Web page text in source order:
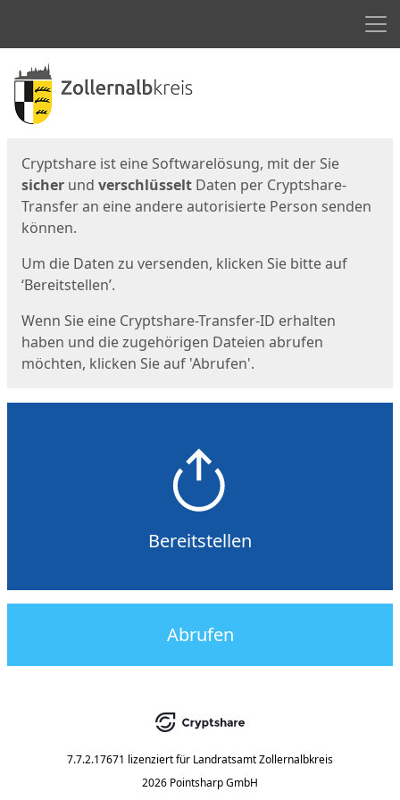
Start
Cryptshare ist eine Softwarelösung, mit der Sie
sicher und verschlüsselt Daten per Cryptshare-
Transfer an eine andere autorisierte Person senden
können.
Um die Daten zu versenden, klicken Sie bitte auf
‘Bereitstellen’.
Wenn Sie eine Cryptshare-Transfer-ID erhalten
haben und die zugehörigen Dateien abrufen
möchten, klicken Sie auf 'Abrufen'.
Bereitstellen
Abrufen
7.7.2.17671 lizenziert für Landratsamt Zollernalbkreis
2026 Pointsharp GmbH